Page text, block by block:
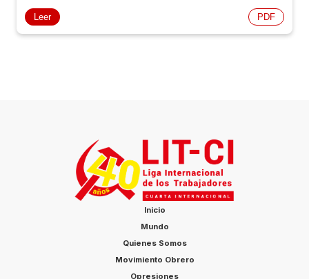
Leer PDF
Inicio
Mundo
Quienes Somos
Movimiento Obrero
Opresiones